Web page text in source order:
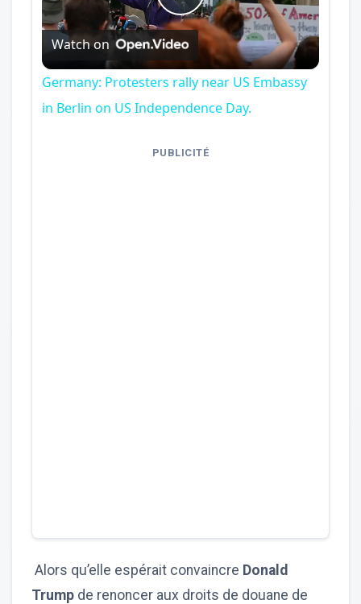
Play
Video
Watch on
Germany: Protesters rally near US Embassy
in Berlin on US Independence Day.
PUBLICITÉ
Alors qu’elle espérait convaincre Donald
Trump de renoncer aux droits de douane de